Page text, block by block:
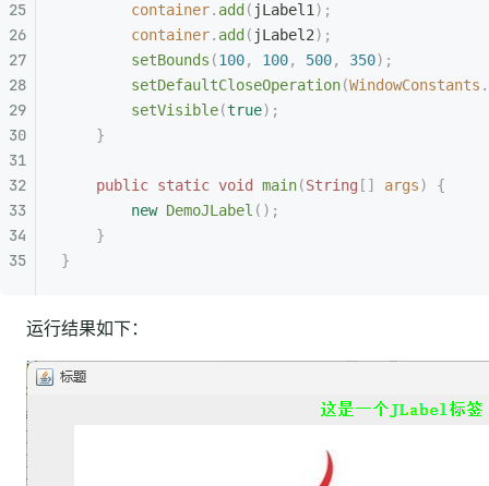
        container
. add ( jLabel1 );
        container
. add ( jLabel2);
        setBounds
(100, 100, 500, 350);
        setDefaultCloseOperation
(WindowConstants .
        setVisible
(true);
    }
    public
static void main(String [] args)
{
        new
DemoJLabel ();
    }
}
运行结果如下：